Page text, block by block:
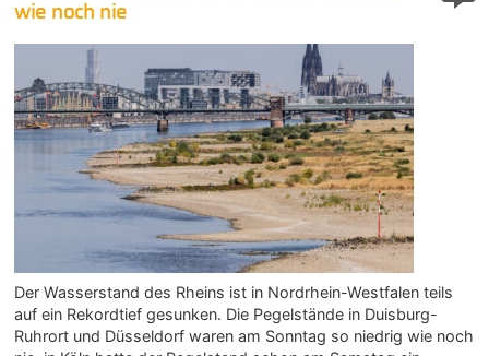
wie noch nie
Der Wasserstand des Rheins ist in Nordrhein-Westfalen teils
auf ein Rekordtief gesunken. Die Pegelstände in Duisburg-
Ruhrort und Düsseldorf waren am Sonntag so niedrig wie noch